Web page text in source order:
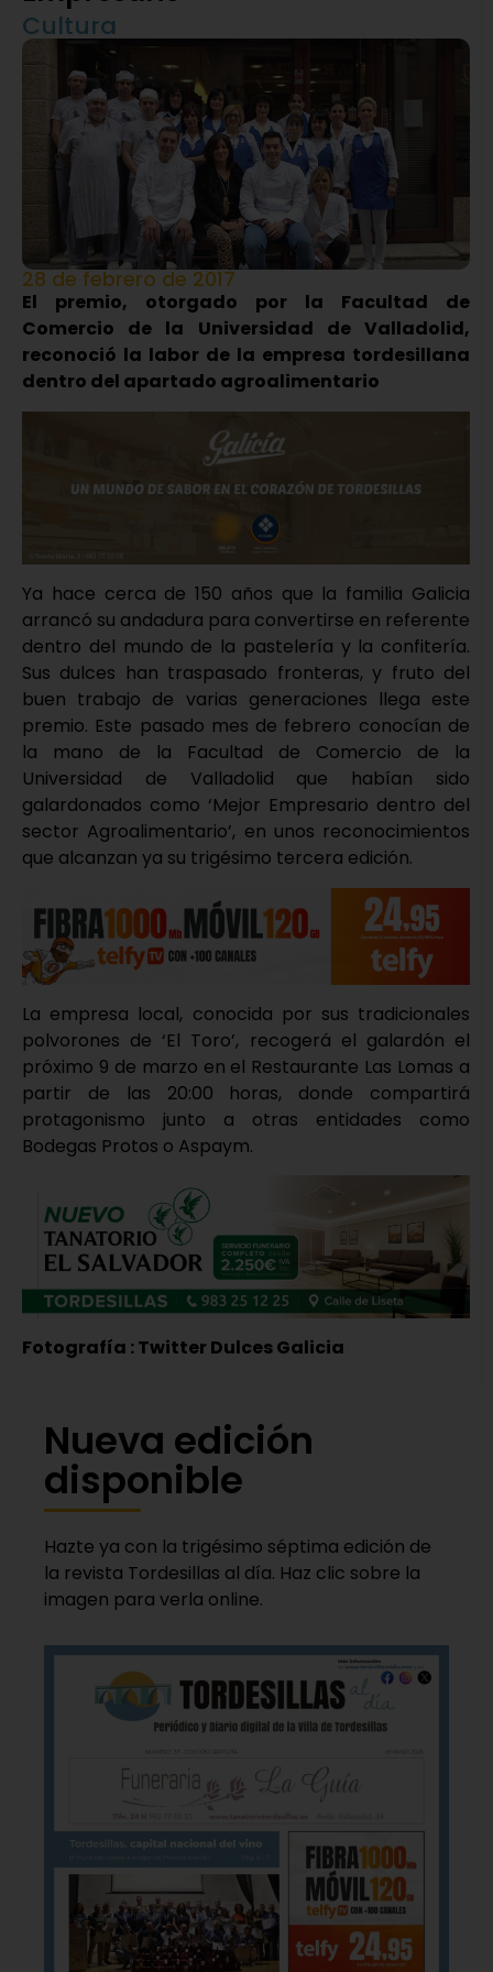
Cultura
28 de febrero de 2017
El premio, otorgado por la Facultad de
Comercio de la Universidad de Valladolid,
reconoció la labor de la empresa tordesillana
dentro del apartado agroalimentario
Ya hace cerca de 150 años que la familia Galicia
arrancó su andadura para convertirse en referente
dentro del mundo de la pastelería y la confitería.
Sus dulces han traspasado fronteras, y fruto del
buen trabajo de varias generaciones llega este
premio. Este pasado mes de febrero conocían de
la mano de la Facultad de Comercio de la
Universidad de Valladolid que habían sido
galardonados como ‘Mejor Empresario dentro del
sector Agroalimentario’, en unos reconocimientos
que alcanzan ya su trigésimo tercera edición.
La empresa local, conocida por sus tradicionales
polvorones de ‘El Toro’, recogerá el galardón el
próximo 9 de marzo en el Restaurante Las Lomas a
partir de las 20:00 horas, donde compartirá
protagonismo junto a otras entidades como
Bodegas Protos o Aspaym.
Fotografía : Twitter Dulces Galicia
Nueva edición
disponible
Hazte ya con la trigésimo séptima edición de
la revista Tordesillas al día. Haz clic sobre la
imagen para verla online.